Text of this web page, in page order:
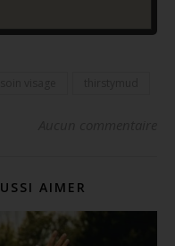
AIMER